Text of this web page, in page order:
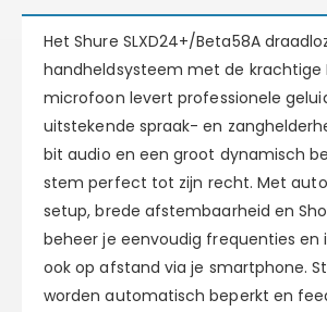
Het Shure SLXD24+/Beta58A
handheldsysteem met de krachtige
microfoon levert professionele
uitstekende spraak- en
bit audio en een groot dynamisch
stem perfect tot zijn recht. Met
setup, brede afstembaarheid en
beheer je eenvoudig frequenties en
ook op afstand via je smartphone.
worden automatisch beperkt en